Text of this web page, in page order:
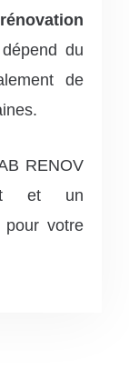
du
de
RENOV
et un
pour votre